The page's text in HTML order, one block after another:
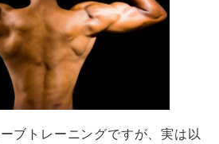
ブトレーニングですが、実は以